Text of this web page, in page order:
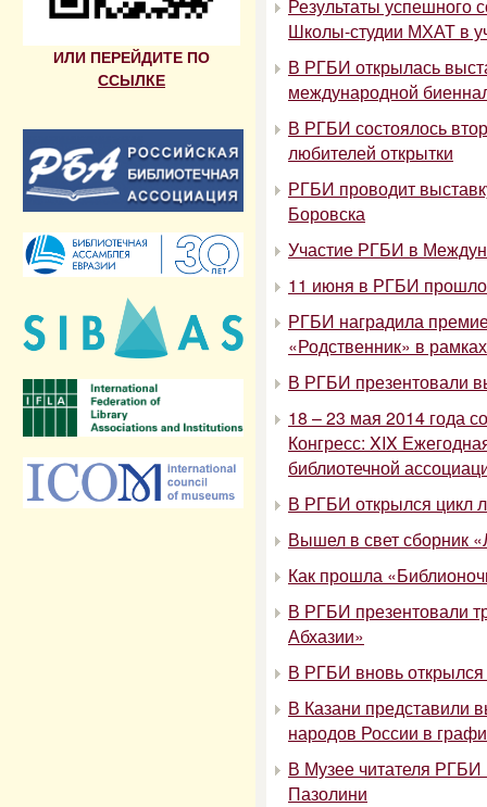
ИЛИ ПЕРЕЙДИТЕ ПО
ССЫЛКЕ
Результаты успешного
Школы-студии МХАТ в
В РГБИ открылась
международной
В РГБИ состоялось
любителей открытки
РГБИ проводит
Боровска
Участие РГБИ в
11 июня в РГБИ прошло
РГБИ наградила
«Родственник» в
В РГБИ презентовали
18 – 23 мая 2014 года
Конгресс: XIX
библиотечной
В РГБИ открылся цикл
Вышел в свет сборник
Как прошла
В РГБИ презентовали
Абхазии»
В РГБИ вновь
В Казани представили
народов России в
В Музее читателя РГБИ
Пазолини